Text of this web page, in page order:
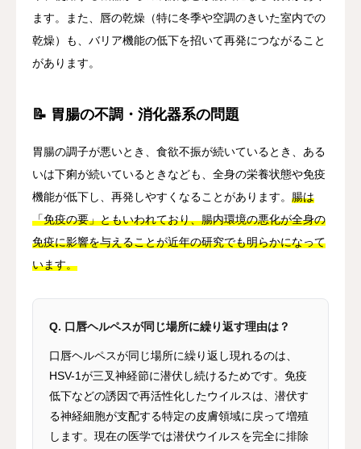
ます。また、唇の乾燥（特に冬季や空調のきいた室内での
乾燥）も、バリア機能の低下を招いて再発につながること
があります。
📝 胃腸の不調・消化器系の問題
胃腸の調子が悪いとき、食欲不振が続いているとき、ある
いは下痢が続いているときなども、全身の栄養状態や免疫
機能が低下し、再発しやすくなることがあります。 腸は
「免疫の要」ともいわれており、腸内環境の悪化が全身の
免疫に影響を与えることが近年の研究でも明らかになって
います。
Q. 口唇ヘルペスが同じ場所に繰り返す理由は？
口唇ヘルペスが同じ場所に繰り返し現れるのは、
HSV-1が三叉神経節に潜伏し続けるためです。免疫
低下などの誘因で再活性化したウイルスは、潜伏す
る神経細胞が支配する特定の皮膚領域に戻って増殖
します。現在の医学では潜伏ウイルスを完全に排除